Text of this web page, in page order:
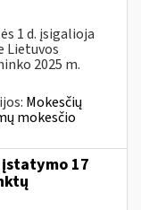
1 d. įsigalioja
Lietuvos
2025 m.
Mokesčių
mokesčio
įstatymo 17